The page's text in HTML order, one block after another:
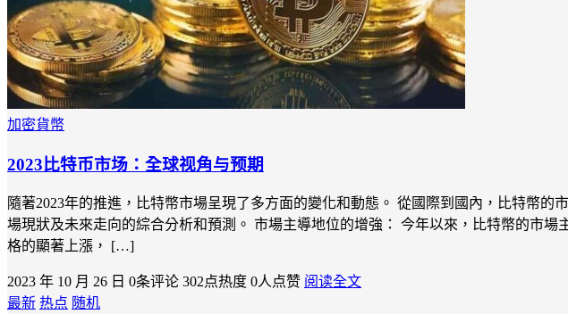
加密貨幣
2023比特币市场：全球视角与预期
隨著2023年的推進，比特幣市場呈現了多方面的變化和動態。 從國際到國內，比特幣
場現狀及未來走向的綜合分析和預測。 市場主導地位的增強： 今年以來，比特幣的市
格的顯著上漲， […]
2023 年 10 月 26 日 0条评论 302点热度 0人点赞 阅读全文
最新 热点 随机